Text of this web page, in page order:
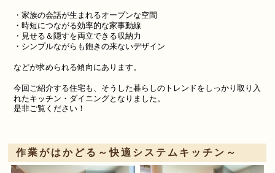
・ 家族の会話が生まれるオープンな空間
・ 時短につながる効率的な家事動線
・ 見せる＆隠すを両立できる収納力
・シンプルながらも飽きの来ないデザイン
などが求められる傾向にあります。
今回ご紹介する住宅も、そうした暮らしのトレンドをしっかり取り入
れたキッチン・ダイニングとなりました。
是非ご覧ください！
作業がはかどる～快適システムキッチン～